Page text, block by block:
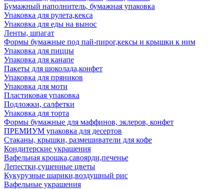
Бумажный наполнитель, бумажная упаковка
Упаковка для рулета,кекса
Упаковка для еды на вынос
Ленты, шпагат
Формы бумажные под пай-пирог,кексы и крышки к ним
Упаковка для пиццы
Упаковка для канапе
Пакеты для шоколада,конфет
Упаковка для пряников
Упаковка для моти
Пластиковая упаковка
Подложки, салфетки
Упаковка для торта
Формы бумажные для маффинов, эклеров, конфет
ПРЕМИУМ упаковка для десертов
Стаканы, крышки, размешиватели для кофе
Кондитерские украшения
Вафельная крошка,савоярди,печенье
Лепестки,сушенные цветы
Кукурузные шарики,воздушный рис
Вафельные украшения